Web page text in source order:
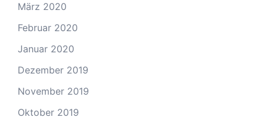
März 2020
Februar 2020
Januar 2020
Dezember 2019
November 2019
Oktober 2019